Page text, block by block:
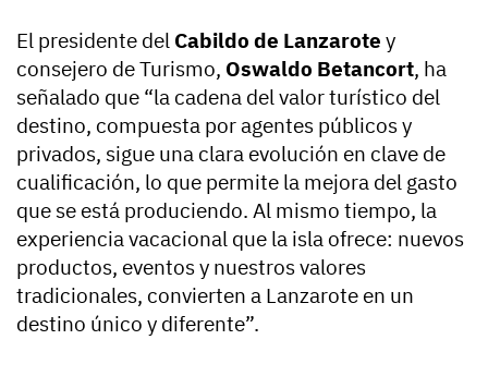
El presidente del Cabildo de Lanzarote y
consejero de Turismo, Oswaldo Betancort, ha
señalado que “la cadena del valor turístico del
destino, compuesta por agentes públicos y
privados, sigue una clara evolución en clave de
cualificación, lo que permite la mejora del gasto
que se está produciendo. Al mismo tiempo, la
experiencia vacacional que la isla ofrece: nuevos
productos, eventos y nuestros valores
tradicionales, convierten a Lanzarote en un
destino único y diferente”.